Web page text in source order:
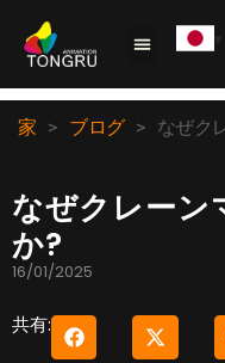
家 > ブログ > なぜク
なぜクレーン
か?
16/01/2025
共有: